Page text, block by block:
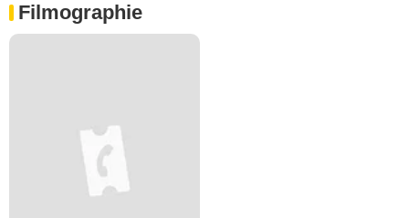
Filmographie